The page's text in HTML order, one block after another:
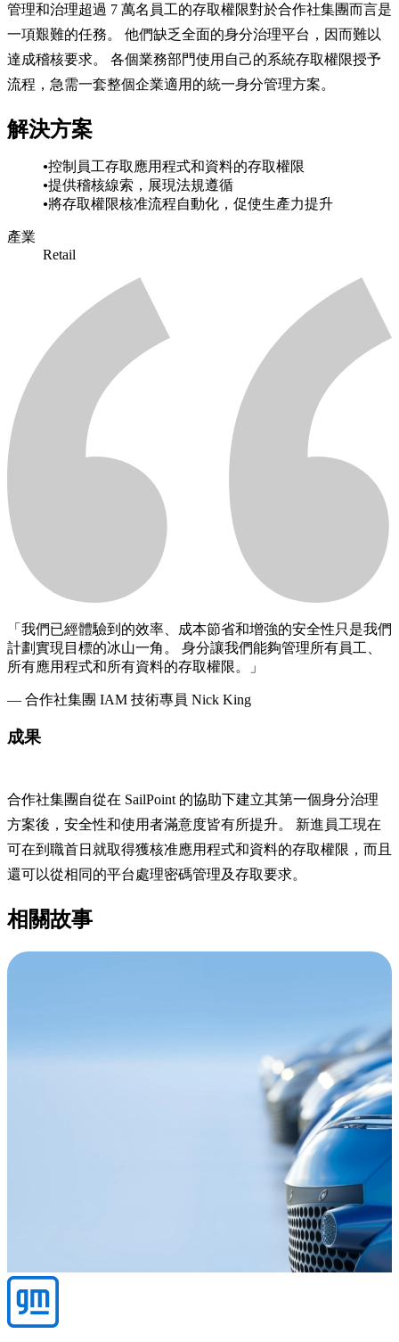
管理和治理超過 7 萬名員工的存取權限對於合作社集團而言是
一項艱難的任務。 他們缺乏全面的身分治理平台，因而難以
達成稽核要求。 各個業務部門使用自己的系統存取權限授予
流程，急需一套整個企業適用的統一身分管理方案。
解決方案
控制員工存取應用程式和資料的存取權限
提供稽核線索，展現法規遵循
將存取權限核准流程自動化，促使生產力提升
產業
Retail
「我們已經體驗到的效率、成本節省和增強的安全性只是我們
計劃實現目標的冰山一角。 身分讓我們能夠管理所有員工、
所有應用程式和所有資料的存取權限。」
— 合作社集團 IAM 技術專員 Nick King
成果
合作社集團自從在 SailPoint 的協助下建立其第一個身分治理
方案後，安全性和使用者滿意度皆有所提升。 新進員工現在
可在到職首日就取得獲核准應用程式和資料的存取權限，而且
還可以從相同的平台處理密碼管理及存取要求。
相關故事